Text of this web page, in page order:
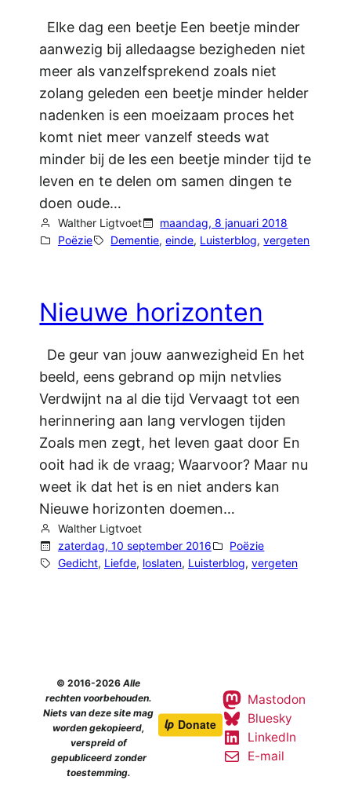
Elke dag een beetje Een beetje minder
aanwezig bij alledaagse bezigheden niet
meer als vanzelfsprekend zoals niet
zolang geleden een beetje minder helder
nadenken is een moeizaam proces het
komt niet meer vanzelf steeds wat
minder bij de les een beetje minder tijd te
leven en te delen om samen dingen te
doen oude…
Walther Ligtvoet
maandag, 8 januari 2018
Poëzie
Dementie, einde, Luisterblog, vergeten
Nieuwe horizonten
De geur van jouw aanwezigheid En het
beeld, eens gebrand op mijn netvlies
Verdwijnt na al die tijd Vervaagt tot een
herinnering aan lang vervlogen tijden
Zoals men zegt, het leven gaat door En
ooit had ik de vraag; Waarvoor? Maar nu
weet ik dat het is en niet anders kan
Nieuwe horizonten doemen…
Walther Ligtvoet
zaterdag, 10 september 2016
Poëzie
Gedicht, Liefde, loslaten, Luisterblog, vergeten
© 2016-2026Alle
rechten voorbehouden.
Niets van deze site mag
worden gekopieerd,
verspreid of
gepubliceerd zonder
toestemming.
Mastodon
Bluesky
LinkedIn
E-mail